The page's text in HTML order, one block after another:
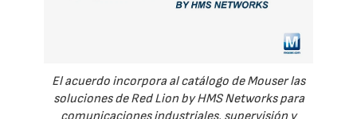
El acuerdo incorpora al catálogo de Mouser las
soluciones de Red Lion by HMS Networks para